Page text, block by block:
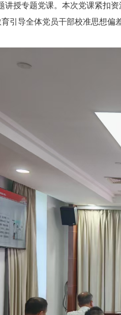
讲授专题党课。本次党课紧扣
引导全体党员干部校准思想偏